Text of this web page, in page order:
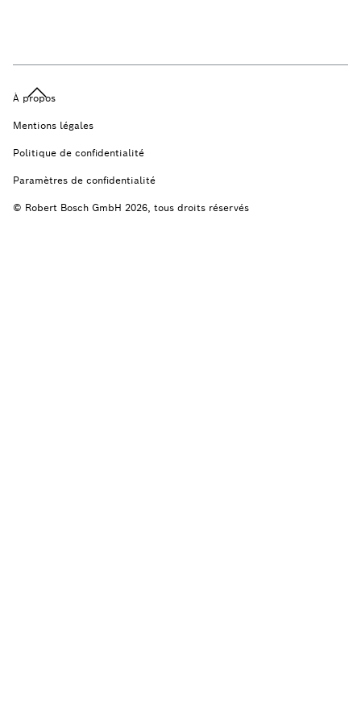
À propos
Mentions légales
Politique de confidentialité
Paramètres de confidentialité
© Robert Bosch GmbH 2026, tous droits réservés